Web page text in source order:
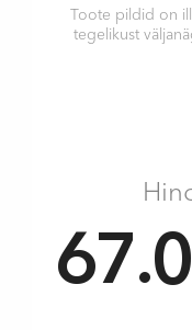
Toote pildid on
tegelikust